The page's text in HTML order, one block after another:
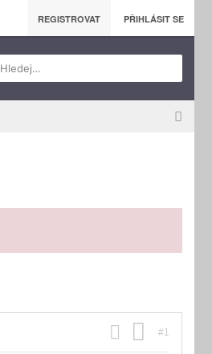
REGISTROVAT PŘIHLÁSIT SE
Hledej…
#1